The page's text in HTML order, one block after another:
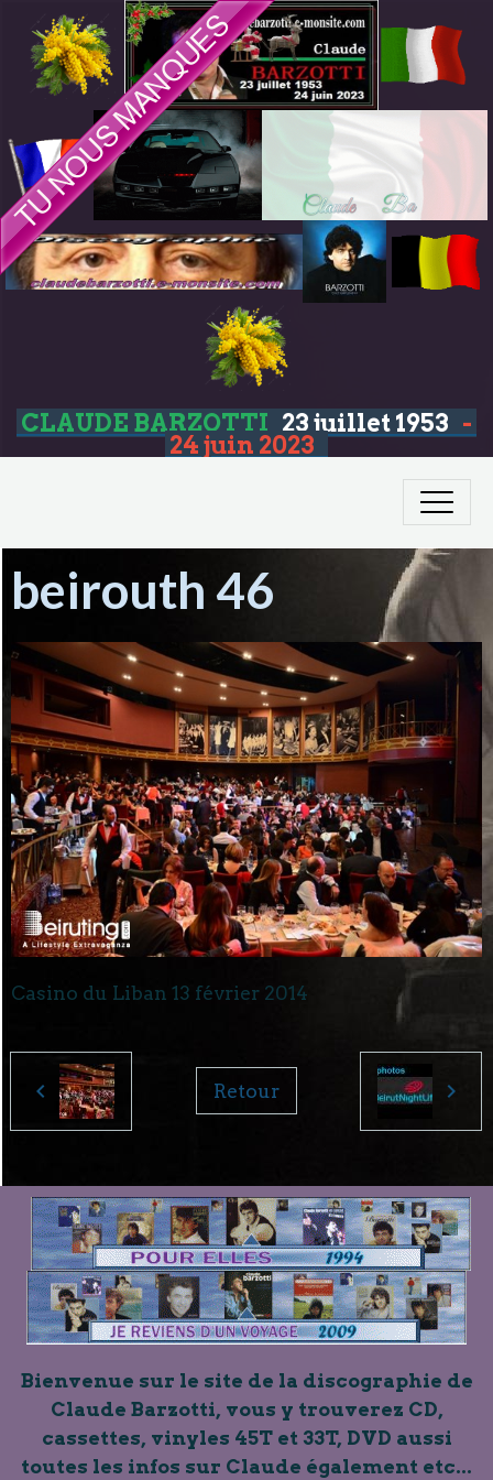
CLAUDE BARZOTTI 23 juillet 1953 -
24 juin 2023
beirouth 46
Casino du Liban 13 février 2014
Retour
Bienvenue sur le site de la discographie de
Claude Barzotti, vous y trouverez CD,
cassettes, vinyles 45T et 33T, DVD aussi
toutes les infos sur Claude également etc...